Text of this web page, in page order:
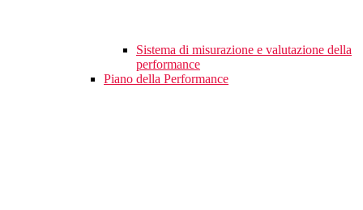
Sistema di misurazione e valutazione della
performance
Piano della Performance